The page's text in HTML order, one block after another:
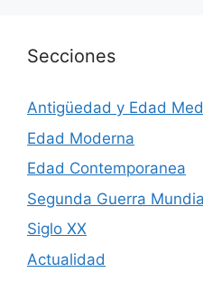
Secciones
Antigüedad y Edad
Edad Moderna
Edad Contemporanea
Segunda Guerra
Siglo XX
Actualidad